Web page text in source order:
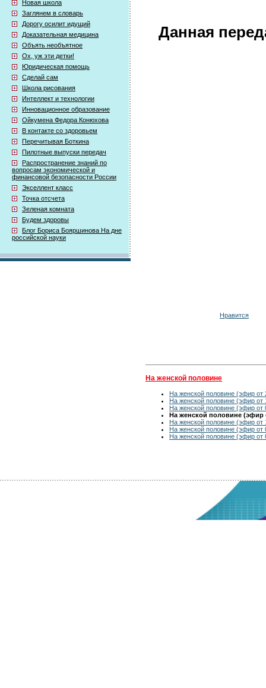
Новая школа
Заглянем в словарь
Дорогу осилит идущий
Доказательная медицина
Объять необъятное
Ох, уж эти детки!
Юридическая помощь
Сделай сам
Школа рисования
Интеллект и технологии
Инновационное образование
Ойкумена Федора Конюхова
В контакте со здоровьем
Перечитывая Боткина
Пилотные выпуски передач
Распространение знаний по
вопросам экономической и
финансовой безопасности России
Экселлент класс
Точка отсчета
Зеленая комната
Будем здоровы
Блог Бориса Бояршинова На дне
российской науки
Данная
Нравится
На женской половине
На женской половине (эфир от
На женской половине (эфир от
На женской половине (эфир от
На женской половине (эфир
На женской половине (эфир от
На женской половине (эфир от
На женской половине (эфир от